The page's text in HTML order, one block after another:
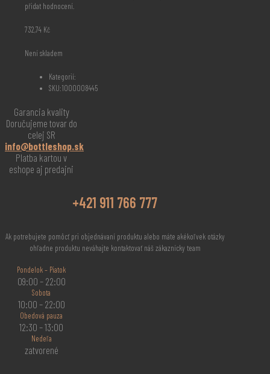
přidat hodnocení.
732,74 Kč
Není skladem
Kategorií:
SKU:1000008445
Garancia kvality
Doručujeme tovar do
celej SR
info@bottleshop.sk
Platba kartou v
eshope aj predajni
+421 911 766 777
Ak potrebujete pomôcť pri objednávaní produktu alebo máte akékoľvek otázky
ohľadne produktu neváhajte kontaktovať náš zákaznícky team
Pondelok – Piatok
09:00 – 22:00
Sobota
10:00 – 22:00
Obedová pauza
12:30 – 13:00
Nedeľa
zatvorené